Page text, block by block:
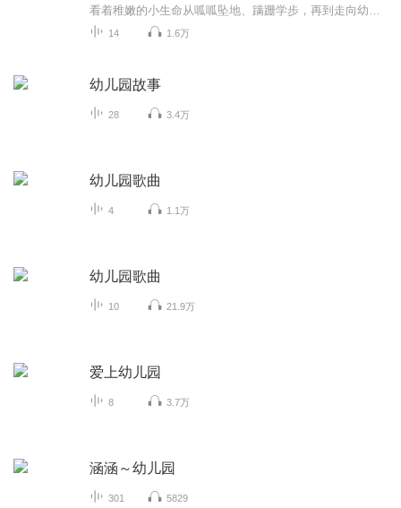
14 1.6万
幼儿园故事
28 3.4万
幼儿园歌曲
4 1.1万
幼儿园歌曲
10 21.9万
爱上幼儿园
8 3.7万
涵涵～幼儿园
301 5829